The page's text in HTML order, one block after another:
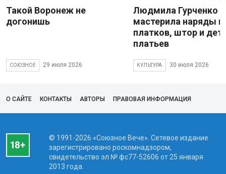
Такой Воронеж не
догонишь
СОЮЗНОЕ 29 июля 2026
Людмила Гурченко
мастерила наряды
платков, штор и
платьев
КУЛЬТУРА 30 июля 2026
О САЙТЕ КОНТАКТЫ АВТОРЫ ПРАВОВАЯ ИНФОРМАЦИЯ
© 1991-2026 «Союзное Вече». Сетевое издание
зарегистрировано роскомнадзором,
свидетельство эл № фc77-52606 от 25 января
2013 года.